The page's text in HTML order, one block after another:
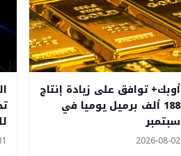
أوبك+ توافق على زيادة إنتاج
188 ألف برميل يوميا في
سبتمبر
2026-08-02